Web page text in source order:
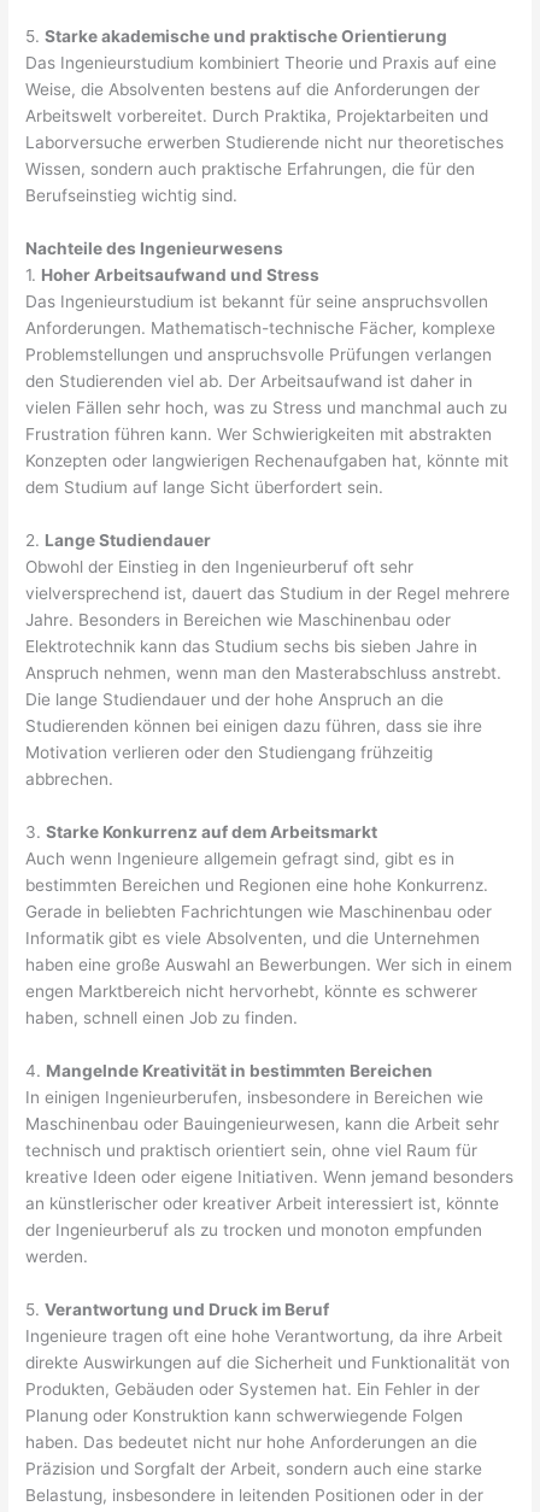
5.Starke akademische und praktische Orientierung
Das Ingenieurstudium kombiniert Theorie und Praxis auf eine
Weise, die Absolventen bestens auf die Anforderungen der
Arbeitswelt vorbereitet. Durch Praktika, Projektarbeiten und
Laborversuche erwerben Studierende nicht nur theoretisches
Wissen, sondern auch praktische Erfahrungen, die für den
Berufseinstieg wichtig sind.
Nachteile des Ingenieurwesens
1. Hoher Arbeitsaufwand und Stress
Das Ingenieurstudium ist bekannt für seine anspruchsvollen
Anforderungen. Mathematisch-technische Fächer, komplexe
Problemstellungen und anspruchsvolle Prüfungen verlangen
den Studierenden viel ab. Der Arbeitsaufwand ist daher in
vielen Fällen sehr hoch, was zu Stress und manchmal auch zu
Frustration führen kann. Wer Schwierigkeiten mit abstrakten
Konzepten oder langwierigen Rechenaufgaben hat, könnte mit
dem Studium auf lange Sicht überfordert sein.
2. Lange Studiendauer
Obwohl der Einstieg in den Ingenieurberuf oft sehr
vielversprechend ist, dauert das Studium in der Regel mehrere
Jahre. Besonders in Bereichen wie Maschinenbau oder
Elektrotechnik kann das Studium sechs bis sieben Jahre in
Anspruch nehmen, wenn man den Masterabschluss anstrebt.
Die lange Studiendauer und der hohe Anspruch an die
Studierenden können bei einigen dazu führen, dass sie ihre
Motivation verlieren oder den Studiengang frühzeitig
abbrechen.
3.Starke Konkurrenz auf dem Arbeitsmarkt
Auch wenn Ingenieure allgemein gefragt sind, gibt es in
bestimmten Bereichen und Regionen eine hohe Konkurrenz.
Gerade in beliebten Fachrichtungen wie Maschinenbau oder
Informatik gibt es viele Absolventen, und die Unternehmen
haben eine große Auswahl an Bewerbungen. Wer sich in einem
engen Marktbereich nicht hervorhebt, könnte es schwerer
haben, schnell einen Job zu finden.
4. Mangelnde Kreativität in bestimmten Bereichen
In einigen Ingenieurberufen, insbesondere in Bereichen wie
Maschinenbau oder Bauingenieurwesen, kann die Arbeit sehr
technisch und praktisch orientiert sein, ohne viel Raum für
kreative Ideen oder eigene Initiativen. Wenn jemand besonders
an künstlerischer oder kreativer Arbeit interessiert ist, könnte
der Ingenieurberuf als zu trocken und monoton empfunden
werden.
5.Verantwortung und Druck im Beruf
Ingenieure tragen oft eine hohe Verantwortung, da ihre Arbeit
direkte Auswirkungen auf die Sicherheit und Funktionalität von
Produkten, Gebäuden oder Systemen hat. Ein Fehler in der
Planung oder Konstruktion kann schwerwiegende Folgen
haben. Das bedeutet nicht nur hohe Anforderungen an die
Präzision und Sorgfalt der Arbeit, sondern auch eine starke
Belastung, insbesondere in leitenden Positionen oder in der